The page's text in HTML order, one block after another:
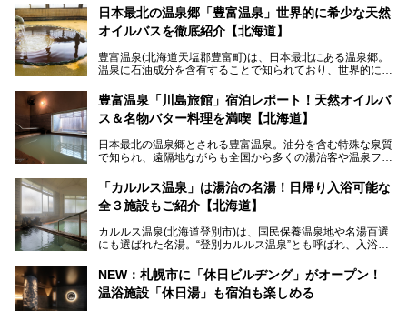
動拠点である北海道の銭湯「湯屋・サーモン」にて、メンズ
スキンケアブランド バルクオムの「ONE DAY KIT」を数量
限定でプレゼントいたします。
で、ぜひお試しください。※6月13日配布開始、なくなり次
第終了
───
提供元：株式会社バルクオム【PR】
この記事は株式会社バルクオム商品のPR記事です。
日本最北の温泉郷「豊富温泉」世界的に希少な天然
オイルバスを徹底紹介【北海道】
豊富温泉(北海道天塩郡豊富町)は、日本最北にある温泉郷。
温泉に石油成分を含有することで知られており、世界的にも
に特効があると言われ、遠隔地ながらも全国から湯治・療養
目的で多くの人々が訪れます。
地体験し、独自の視点で豊富温泉の“天然オイルバス”をレポ
ート。温泉地概要や日帰り入浴施設をはじめ、宿泊施設・ア
豊富温泉「川島旅館」宿泊レポート！天然オイルバ
ス＆名物バター料理を満喫【北海道】
日本最北の温泉郷とされる豊富温泉。油分を含む特殊な泉質
で知られ、遠隔地ながらも全国から多くの湯治客や温泉ファ
「川島旅館」は、豊富温泉の開湯当初から営業する老舗旅
館。とりわけ温泉の良さと名物のバター料理に定評があり、
の温泉や料理をはじめ、パブリックスペース・客室など宿の
全貌を徹底的にご紹介します！
「カルルス温泉」は湯治の名湯！日帰り入浴可能な
全３施設もご紹介【北海道】
カルルス温泉(北海道登別市)は、国民保養温泉地や名湯百選
にも選ばれた名湯。“登別カルルス温泉”とも呼ばれ、入浴剤
豊かな登別温泉とは対照的な存在で、今も湯治場的な要素が
残る閑静な温泉地です。
NEW：札幌市に「休日ビルヂング」がオープン！
温浴施設「休日湯」も宿泊も楽しめる